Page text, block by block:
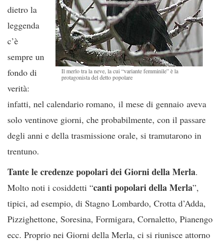
Il merlo tra la neve, la cui “variante femminile” è la
protagonista del detto popolare
dietro la
leggenda
c’è
sempre un
fondo di
verità:
infatti, nel calendario romano, il mese di gennaio aveva
solo ventinove giorni, che probabilmente, con il passare
degli anni e della trasmissione orale, si tramutarono in
trentuno.
Tante le credenze popolari dei Giorni della Merla.
Molto noti i cosiddetti “canti popolari della Merla”,
tipici, ad esempio, di Stagno Lombardo, Crotta d’Adda,
Pizzighettone, Soresina, Formigara, Cornaletto, Pianengo
ecc. Proprio nei Giorni della Merla, ci si riunisce attorno